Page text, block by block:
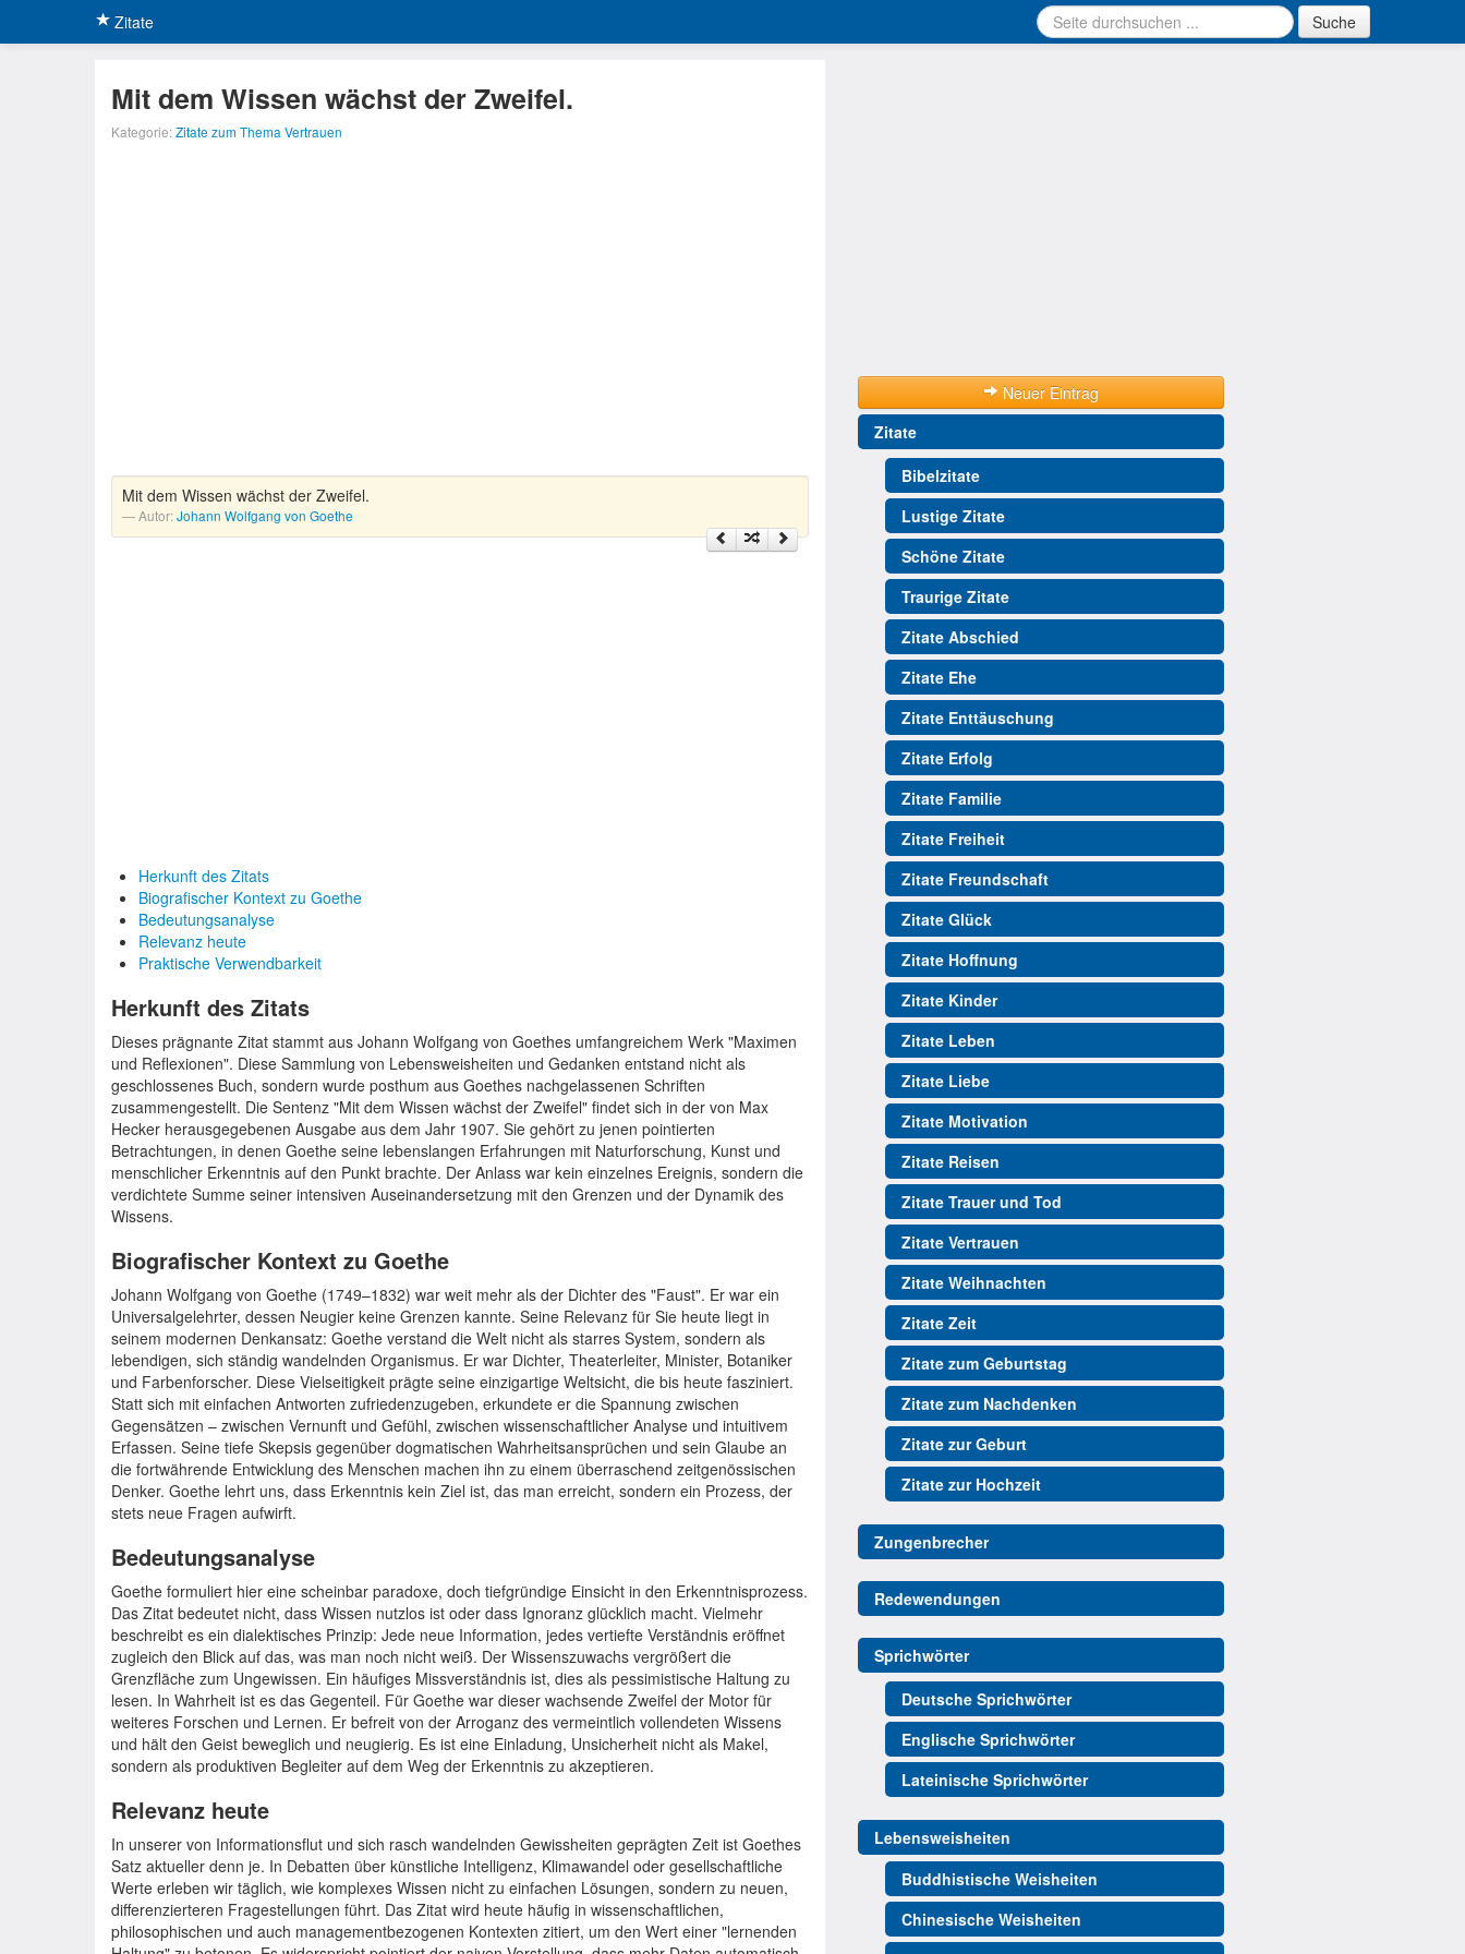
Zitate Suche
Mit dem Wissen wächst der Zweifel.
Kategorie:Zitate zum Thema Vertrauen
Mit dem Wissen wächst der Zweifel.
Autor:Johann Wolfgang von Goethe
Herkunft des Zitats
Biografischer Kontext zu Goethe
Bedeutungsanalyse
Relevanz heute
Praktische Verwendbarkeit
Herkunft des Zitats
Dieses prägnante Zitat stammt aus Johann Wolfgang von Goethes umfangreichem Werk "Maximen
und Reflexionen". Diese Sammlung von Lebensweisheiten und Gedanken entstand nicht als
geschlossenes Buch, sondern wurde posthum aus Goethes nachgelassenen Schriften
zusammengestellt. Die Sentenz "Mit dem Wissen wächst der Zweifel" findet sich in der von Max
Hecker herausgegebenen Ausgabe aus dem Jahr 1907. Sie gehört zu jenen pointierten
Betrachtungen, in denen Goethe seine lebenslangen Erfahrungen mit Naturforschung, Kunst und
menschlicher Erkenntnis auf den Punkt brachte. Der Anlass war kein einzelnes Ereignis, sondern die
verdichtete Summe seiner intensiven Auseinandersetzung mit den Grenzen und der Dynamik des
Wissens.
Biografischer Kontext zu Goethe
Johann Wolfgang von Goethe (1749–1832) war weit mehr als der Dichter des "Faust". Er war ein
Universalgelehrter, dessen Neugier keine Grenzen kannte. Seine Relevanz für Sie heute liegt in
seinem modernen Denkansatz: Goethe verstand die Welt nicht als starres System, sondern als
lebendigen, sich ständig wandelnden Organismus. Er war Dichter, Theaterleiter, Minister, Botaniker
und Farbenforscher. Diese Vielseitigkeit prägte seine einzigartige Weltsicht, die bis heute fasziniert.
Statt sich mit einfachen Antworten zufriedenzugeben, erkundete er die Spannung zwischen
Gegensätzen – zwischen Vernunft und Gefühl, zwischen wissenschaftlicher Analyse und intuitivem
Erfassen. Seine tiefe Skepsis gegenüber dogmatischen Wahrheitsansprüchen und sein Glaube an
die fortwährende Entwicklung des Menschen machen ihn zu einem überraschend zeitgenössischen
Denker. Goethe lehrt uns, dass Erkenntnis kein Ziel ist, das man erreicht, sondern ein Prozess, der
stets neue Fragen aufwirft.
Bedeutungsanalyse
Goethe formuliert hier eine scheinbar paradoxe, doch tiefgründige Einsicht in den Erkenntnisprozess.
Das Zitat bedeutet nicht, dass Wissen nutzlos ist oder dass Ignoranz glücklich macht. Vielmehr
beschreibt es ein dialektisches Prinzip: Jede neue Information, jedes vertiefte Verständnis eröffnet
zugleich den Blick auf das, was man noch nicht weiß. Der Wissenszuwachs vergrößert die
Grenzfläche zum Ungewissen. Ein häufiges Missverständnis ist, dies als pessimistische Haltung zu
lesen. In Wahrheit ist es das Gegenteil. Für Goethe war dieser wachsende Zweifel der Motor für
weiteres Forschen und Lernen. Er befreit von der Arroganz des vermeintlich vollendeten Wissens
und hält den Geist beweglich und neugierig. Es ist eine Einladung, Unsicherheit nicht als Makel,
sondern als produktiven Begleiter auf dem Weg der Erkenntnis zu akzeptieren.
Relevanz heute
In unserer von Informationsflut und sich rasch wandelnden Gewissheiten geprägten Zeit ist Goethes
Satz aktueller denn je. In Debatten über künstliche Intelligenz, Klimawandel oder gesellschaftliche
Werte erleben wir täglich, wie komplexes Wissen nicht zu einfachen Lösungen, sondern zu neuen,
differenzierteren Fragestellungen führt. Das Zitat wird heute häufig in wissenschaftlichen,
philosophischen und auch managementbezogenen Kontexten zitiert, um den Wert einer "lernenden
Neuer Eintrag
Zitate
Bibelzitate
Lustige Zitate
Schöne Zitate
Traurige Zitate
Zitate Abschied
Zitate Ehe
Zitate Enttäuschung
Zitate Erfolg
Zitate Familie
Zitate Freiheit
Zitate Freundschaft
Zitate Glück
Zitate Hoffnung
Zitate Kinder
Zitate Leben
Zitate Liebe
Zitate Motivation
Zitate Reisen
Zitate Trauer und Tod
Zitate Vertrauen
Zitate Weihnachten
Zitate Zeit
Zitate zum Geburtstag
Zitate zum Nachdenken
Zitate zur Geburt
Zitate zur Hochzeit
Zungenbrecher
Redewendungen
Sprichwörter
Deutsche Sprichwörter
Englische Sprichwörter
Lateinische Sprichwörter
Lebensweisheiten
Buddhistische Weisheiten
Chinesische Weisheiten